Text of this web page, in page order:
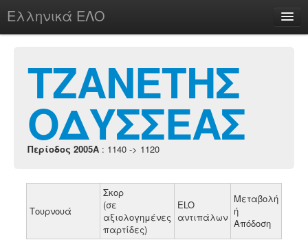
Ελληνικά ΕΛΟ
chesstu.be @ discord
Login
ΤΖΑΝΕΤΗΣ
ΟΔΥΣΣΕΑΣ
Περίοδος 2005A : 1140 -> 1120
Τουρνουά
Σκορ
(σε
αξιολογημένες
παρτίδες)
ELO
αντιπάλων
Μεταβολή
ή
Απόδοση